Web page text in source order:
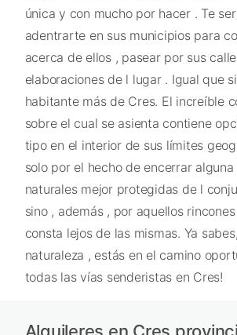
única y con mucho por hacer . Te
adentrarte en sus municipios para
acerca de ellos , pasear por sus
elaboraciones de l lugar . Igual que
habitante más de Cres. El increíble
sobre el cual se asienta contiene
tipo en el interior de sus límites
solo por el hecho de encerrar
naturales mejor protegidas de l
sino , además , por aquellos
consta lejos de las mismas. Ya
naturaleza , estás en el camino
todas las vías senderistas en Cres!